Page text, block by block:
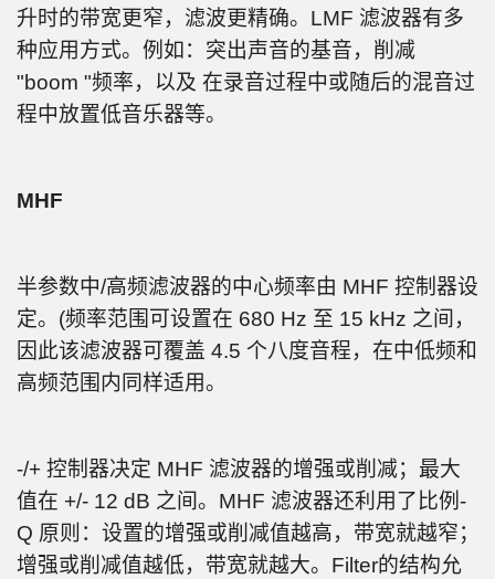
升时的带宽更窄，滤波更精确。LMF 滤波器有多
种应用方式。例如：突出声音的基音，削减
"boom "频率，以及 在录音过程中或随后的混音过
程中放置低音乐器等。
MHF
半参数中/高频滤波器的中心频率由 MHF 控制器设
定。(频率范围可设置在 680 Hz 至 15 kHz 之间，
因此该滤波器可覆盖 4.5 个八度音程，在中低频和
高频范围内同样适用。
-/+ 控制器决定 MHF 滤波器的增强或削减；最大
值在 +/- 12 dB 之间。MHF 滤波器还利用了比例-
Q 原则：设置的增强或削减值越高，带宽就越窄；
增强或削减值越低，带宽就越大。Filter的结构允